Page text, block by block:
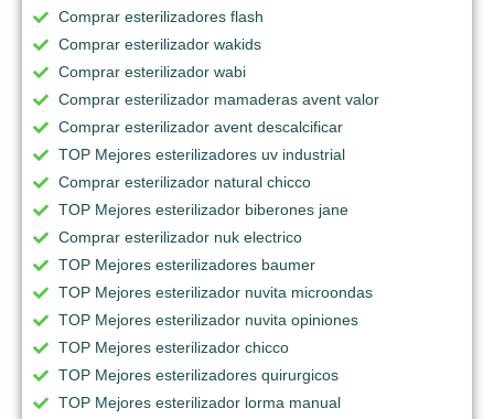
Comprar esterilizadores flash
Comprar esterilizador wakids
Comprar esterilizador wabi
Comprar esterilizador mamaderas avent valor
Comprar esterilizador avent descalcificar
TOP Mejores esterilizadores uv industrial
Comprar esterilizador natural chicco
TOP Mejores esterilizador biberones jane
Comprar esterilizador nuk electrico
TOP Mejores esterilizadores baumer
TOP Mejores esterilizador nuvita microondas
TOP Mejores esterilizador nuvita opiniones
TOP Mejores esterilizador chicco
TOP Mejores esterilizadores quirurgicos
TOP Mejores esterilizador lorma manual